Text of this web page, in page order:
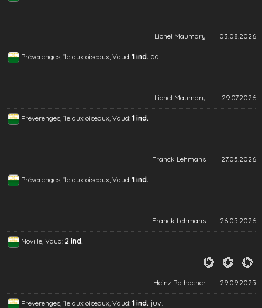
Lionel Maumary 03.08.2026
Préverenges, île aux oiseaux, Vaud: 1 ind. ad.
Lionel Maumary 29.07.2026
Préverenges, île aux oiseaux, Vaud: 1 ind.
Franck Lehmans 27.05.2026
Préverenges, île aux oiseaux, Vaud: 1 ind.
Franck Lehmans 26.05.2026
Noville, Vaud: 2 ind.
Heinz Rothacher 29.09.2025
Préverenges, île aux oiseaux, Vaud: 1 ind. juv.